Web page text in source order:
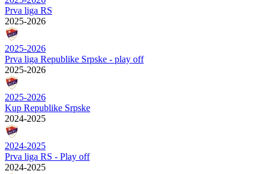
Prva liga RS
2025-2026
2025-2026
Prva liga Republike Srpske - play off
2025-2026
2025-2026
Kup Republike Srpske
2024-2025
2024-2025
Prva liga RS - Play off
2024-2025